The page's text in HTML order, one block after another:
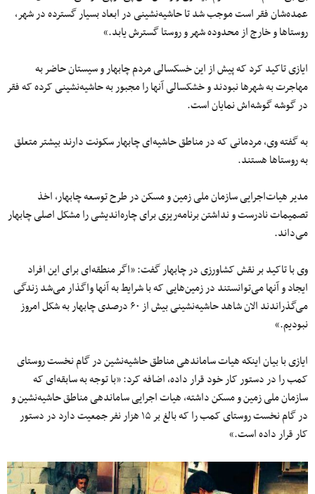
عمده‌شان فقر است موجب شد تا حاشیه‌نشینی در ابعاد بسیار گسترده در شهر،
روستاها و خارج از محدوده شهر و روستا گسترش یابد.»
ایازی تاکید کرد که پیش از این خسکسالی مردم چابهار و سیستان حاضر به
مهاجرت به شهرها نبودند و خشکسالی آنها را مجبور به حاشیه‌نشینی کرده که فقر
در گوشه گوشه‌اش نمایان است.
به گفته وی، مردمانی که در مناطق حاشیه‌ای چابهار سکونت دارند بیشتر متعلق
به روستاها هستند.
مدیر هیات‌اجرایی سازمان ملی زمین و مسکن در طرح توسعه چابهار، اخذ
تصمیمات نادرست و نداشتن برنامه‌ریزی برای چاره‌اندیشی را مشکل اصلی چابهار
می‌داند.
وی با تاکید بر نقش کشاورزی در چابهار گفت: «اگر منطقه‌ای برای این افراد
ایجاد و آنها می‌توانستند در زمین‌هایی که با شرایط به آنها واگذار می‌شد زندگی
می‌گذراندند الان شاهد حاشیه‌نشینی بیش از ۶۰ درصدی چابهار به شکل امروز
نبودیم.»
ایازی با بیان اینکه هیات ساماندهی مناطق حاشیه‌نشین در گام نخست روستای
کمب را در دستور کار خود قرار داده، اضافه کرد: «با توجه به سابقه‌ای که
سازمان ملی زمین و مسکن داشته، هیات اجرایی ساماندهی مناطق حاشیه‌نشین و
در گام نخست روستای کمب را که بالغ بر ۱۵ هزار نفر جمعیت دارد در دستور
کار قرار داده است.»